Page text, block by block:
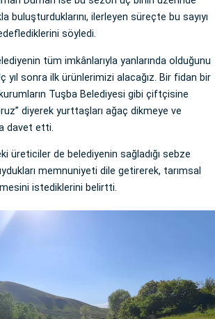
buluşturduklarını, ilerleyen süreçte bu sayıyı
söyledi.
tüm imkânlarıyla yanlarında olduğunu
yıl sonra ilk ürünlerimizi alacağız. Bir fidan bir
Tuşba Belediyesi gibi çiftçisine
diyerek yurttaşları ağaç dikmeye ve
davet etti.
üreticiler de belediyenin sağladığı sebze
memnuniyeti dile getirerek, tarımsal
istediklerini belirtti.